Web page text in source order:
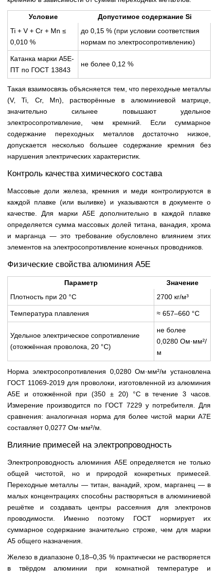
Условие
Допустимое содержание Si
Ti + V + Cr + Mn ≤
0,010 %
до 0,15 % (при условии соответствия
нормам по электросопротивлению)
Катанка марки А5Е-
ПТ по ГОСТ 13843
не более 0,12 %
Такая взаимосвязь объясняется тем, что переходные металлы
(V, Ti, Cr, Mn), растворённые в алюминиевой матрице,
значительно сильнее повышают удельное
электросопротивление, чем кремний. Если суммарное
содержание переходных металлов достаточно низкое,
допускается несколько большее содержание кремния без
нарушения электрических характеристик.
Контроль качества химического состава
Массовые доли железа, кремния и меди контролируются в
каждой плавке (или выливке) и указываются в документе о
качестве. Для марки А5Е дополнительно в каждой плавке
определяется сумма массовых долей титана, ванадия, хрома
и марганца — это требование обусловлено влиянием этих
элементов на электросопротивление конечных проводников.
Физические свойства алюминия А5Е
Параметр
Значение
Плотность при 20 °C
2700 кг/м³
Температура плавления ≈ 657–660 °C
Удельное электрическое сопротивление
(отожжённая проволока, 20 °C)
не более
0,0280 Ом·мм²/
м
Норма электросопротивления 0,0280 Ом·мм²/м установлена
ГОСТ 11069-2019 для проволоки, изготовленной из алюминия
А5Е и отожжённой при (350 ± 20) °C в течение 3 часов.
Измерение производится по ГОСТ 7229 у потребителя. Для
сравнения: аналогичная норма для более чистой марки А7Е
составляет 0,0277 Ом·мм²/м.
Влияние примесей на электропроводность
Электропроводность алюминия А5Е определяется не только
общей чистотой, но и природой конкретных примесей.
Переходные металлы — титан, ванадий, хром, марганец — в
малых концентрациях способны растворяться в алюминиевой
решётке и создавать центры рассеяния для электронов
проводимости. Именно поэтому ГОСТ нормирует их
суммарное содержание значительно строже, чем для марки
А5 общего назначения.
Железо в диапазоне 0,18–0,35 % практически не растворяется
в твёрдом алюминии при комнатной температуре и